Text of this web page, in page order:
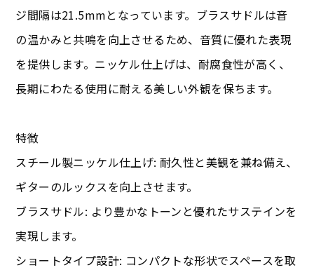
ジ間隔は21.5mmとなっています。ブラスサドルは音
の温かみと共鳴を向上させるため、音質に優れた表現
を提供します。ニッケル仕上げは、耐腐食性が高く、
長期にわたる使用に耐える美しい外観を保ちます。
特徴
スチール製ニッケル仕上げ: 耐久性と美観を兼ね備え、
ギターのルックスを向上させます。
ブラスサドル: より豊かなトーンと優れたサステインを
実現します。
ショートタイプ設計: コンパクトな形状でスペースを取